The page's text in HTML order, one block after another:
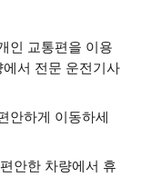
인 교통편을 이용
서 전문 운전기사
안하게 이동하세
안한 차량에서 휴